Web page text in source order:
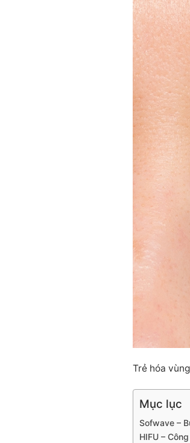
Trẻ hóa
Mục lục
Sofwave –
HIFU –